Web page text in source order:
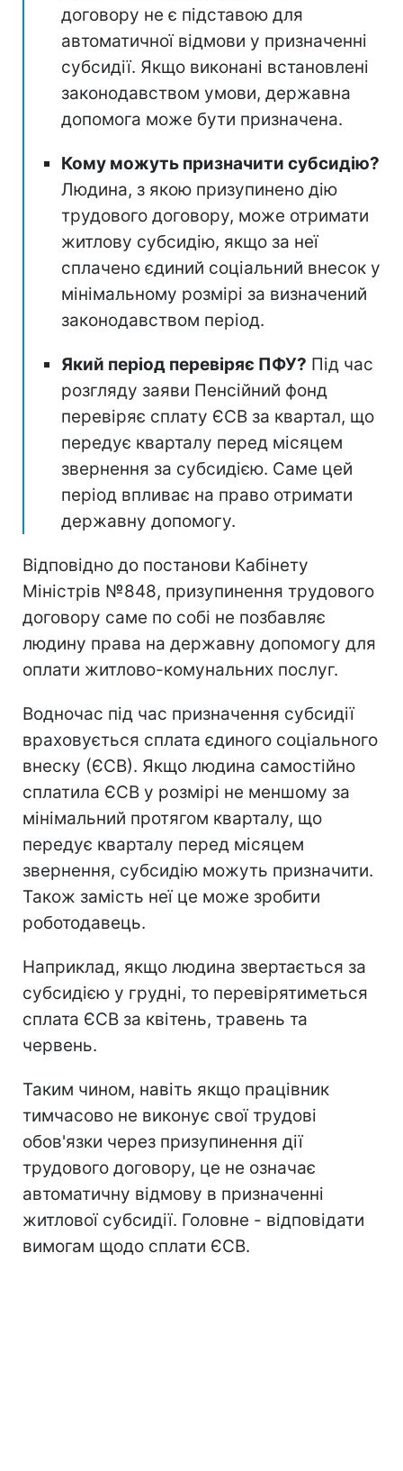
договору не є підставою для
автоматичної відмови у призначенні
субсидії. Якщо виконані встановлені
законодавством умови, державна
допомога може бути призначена.
Кому можуть призначити субсидію?
Людина, з якою призупинено дію
трудового договору, може отримати
житлову субсидію, якщо за неї
сплачено єдиний соціальний внесок у
мінімальному розмірі за визначений
законодавством період.
Який період перевіряє ПФУ? Під час
розгляду заяви Пенсійний фонд
перевіряє сплату ЄСВ за квартал, що
передує кварталу перед місяцем
звернення за субсидією. Саме цей
період впливає на право отримати
державну допомогу.
Відповідно до постанови Кабінету
Міністрів №848, призупинення трудового
договору саме по собі не позбавляє
людину права на державну допомогу для
оплати житлово-комунальних послуг.
Водночас під час призначення субсидії
враховується сплата єдиного соціального
внеску (ЄСВ). Якщо людина самостійно
сплатила ЄСВ у розмірі не меншому за
мінімальний протягом кварталу, що
передує кварталу перед місяцем
звернення, субсидію можуть призначити.
Також замість неї це може зробити
роботодавець.
Наприклад, якщо людина звертається за
субсидією у грудні, то перевірятиметься
сплата ЄСВ за квітень, травень та
червень.
Таким чином, навіть якщо працівник
тимчасово не виконує свої трудові
обов'язки через призупинення дії
трудового договору, це не означає
автоматичну відмову в призначенні
житлової субсидії. Головне - відповідати
вимогам щодо сплати ЄСВ.